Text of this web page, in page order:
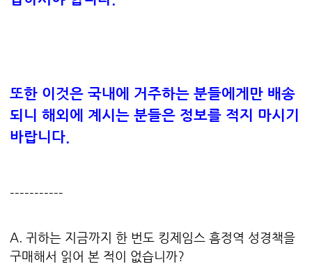
또한 이것은 국내에 거주하는 분들에게만 배송
되니 해외에 계시는 분들은 정보를 적지 마시기
바랍니다.
-----------
A. 귀하는 지금까지 한 번도 킹제임스 흠정역 성경책을
구매해서 읽어 본 적이 없습니까?